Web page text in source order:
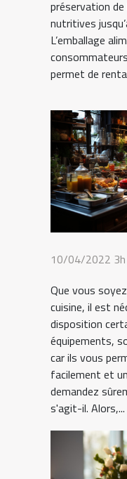
préservation
nutritives
L’emballage
permet de
10/04/2022 3h
Que vous
cuisine, il est
disposition
équipements,
car ils vous
facilement et
demandez
s'agit-il. Alors,...